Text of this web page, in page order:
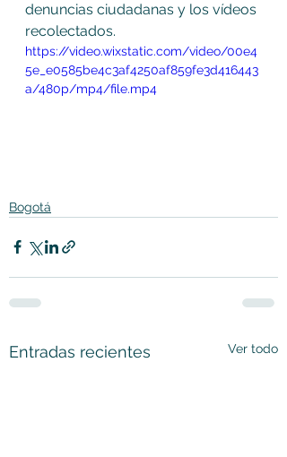
denuncias ciudadanas y los vídeos
recolectados.
https://video.wixstatic.com/video/00e4
5e_e0585be4c3af4250af859fe3d416443
a/480p/mp4/file.mp4
Bogotá
Entradas recientes Ver todo